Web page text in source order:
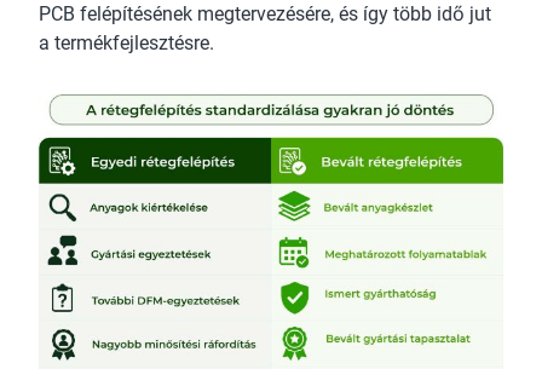
PCB felépítésének megtervezésére, és így több idő jut
a termékfejlesztésre.